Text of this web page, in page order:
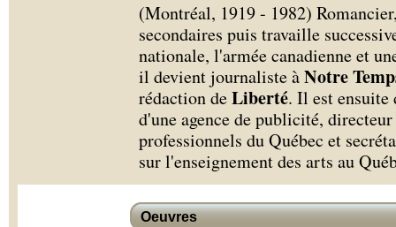
(Montréal, 1919 - 1982)
secondaires puis travaille
nationale, l'armée canadienne et
il devient journaliste àNotre
rédaction deLiberté. Il est ensuite
d'une agence de publicité,
professionnels du Québec et
sur l'enseignement des arts au
Oeuvres